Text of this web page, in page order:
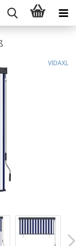
VIDAXL